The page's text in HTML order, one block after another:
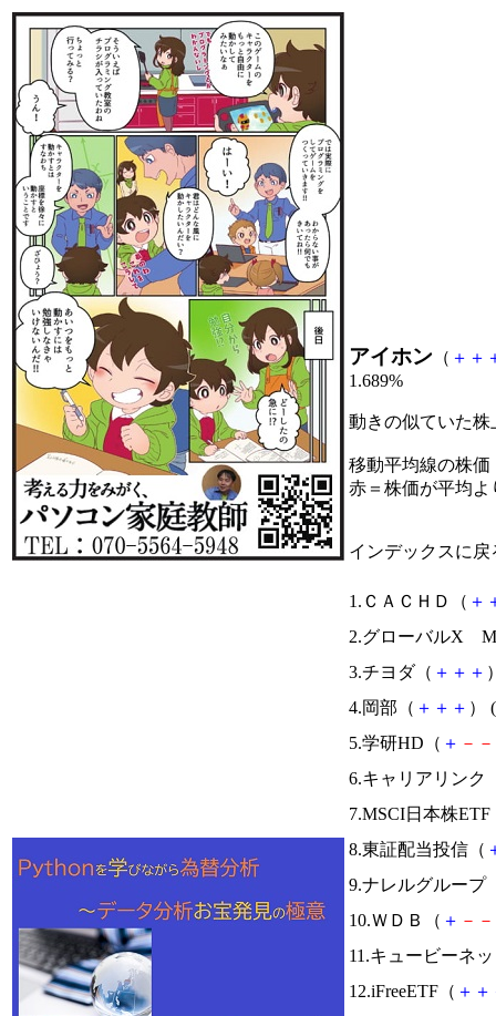
アイホン （ ＋ ＋
1.689%
動きの似ていた
移動平均線の株価
赤＝株価が平均
インデックスに戻
1.ＣＡＣＨＤ（ ＋
2.グローバルX
3.チヨダ（ ＋ ＋ ＋
4.岡部（ ＋ ＋ ＋ ） (
5.学研HD（ ＋ － －
6.キャリアリンク
7.MSCI日本株ETF
8.東証配当投信（
9.ナレルグループ
10.ＷＤＢ（ ＋ － －
11.キュービーネ
12.iFreeETF（ ＋ ＋